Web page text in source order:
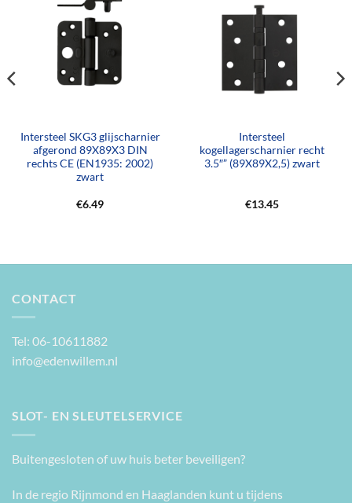
Intersteel SKG3 glijscharnier
afgerond 89X89X3 DIN
rechts CE (EN1935: 2002)
zwart
€6.49
Intersteel
kogellagerscharnier recht
3.5″” (89X89X2,5) zwart
€13.45
CONTACT
Tel: 06-10611882
info@edenwillem.nl
SLOT- EN SLEUTELSERVICE
Buitengesloten of uw huis beter beveiligen?
In de regio Rijnmond en Haaglanden kunt u tijdens